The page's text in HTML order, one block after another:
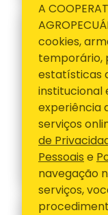
A
cookies,
temporário,
estatísticas
institucional
experiência
serviços
de
Pessoais e
navegação
serviços,